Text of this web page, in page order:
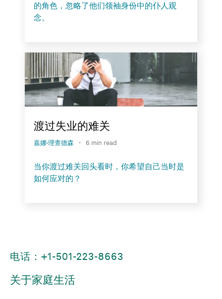
的角色，忽略了他们领袖身份中的仆人观
念。
渡过失业的难关
嘉娜·理查德森 · 6 min read
当你渡过难关回头看时，你希望自己当时是
如何应对的？
电话：+1-501-223-8663
关于家庭生活